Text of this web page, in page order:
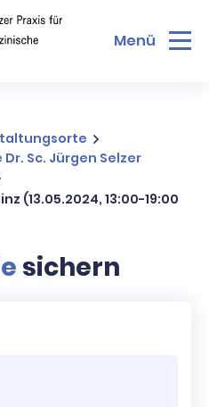
Menü
Sc. Jürgen Selzer
(13.05.2024, 13:00-19:00
sichern